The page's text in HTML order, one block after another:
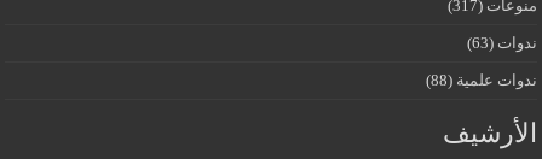
منوعات (317)
ندوات (63)
ندوات علمية (88)
الأرشيف